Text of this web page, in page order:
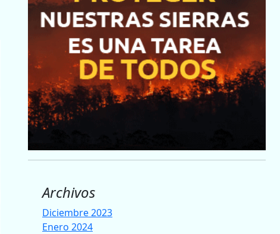
Archivos
Diciembre 2023
Enero 2024